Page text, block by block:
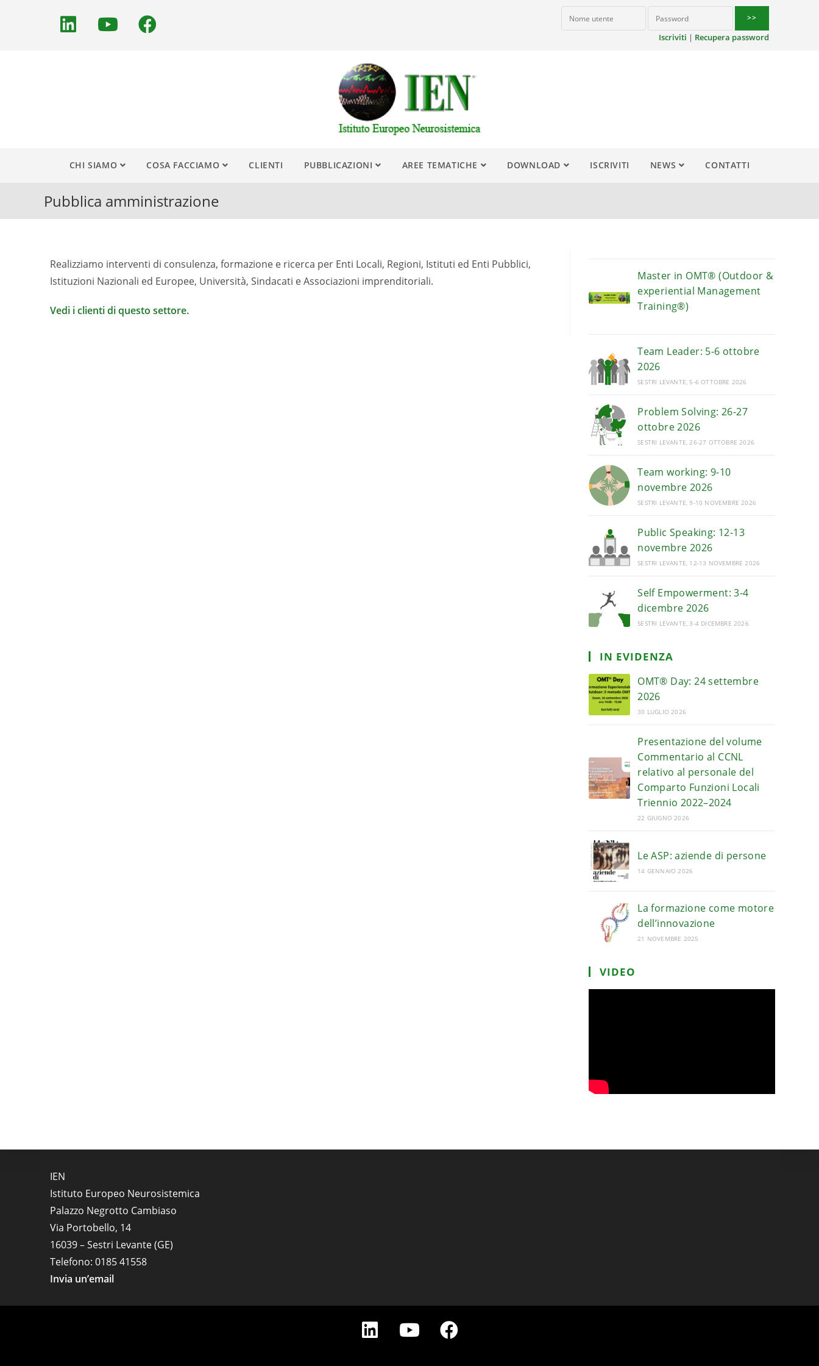
Iscriviti | Recupera password
CHI SIAMO COSA FACCIAMO CLIENTI PUBBLICAZIONI AREE TEMATICHE DOWNLOAD ISCRIVITI NEWS CONTATTI
Pubblica amministrazione
Realizziamo interventi di consulenza, formazione e ricerca per Enti Locali, Regioni, Istituti ed Enti Pubblici,
Istituzioni Nazionali ed Europee, Università, Sindacati e Associazioni imprenditoriali.
Vedi i clienti di questo settore.
Master in OMT® (Outdoor &
experiential Management
Training®)
Team Leader: 5-6 ottobre
2026
SESTRI LEVANTE, 5-6 OTTOBRE 2026
Problem Solving: 26-27
ottobre 2026
SESTRI LEVANTE, 26-27 OTTOBRE 2026
Team working: 9-10
novembre 2026
SESTRI LEVANTE, 9-10 NOVEMBRE 2026
Public Speaking: 12-13
novembre 2026
SESTRI LEVANTE, 12-13 NOVEMBRE 2026
Self Empowerment: 3-4
dicembre 2026
SESTRI LEVANTE, 3-4 DICEMBRE 2026
IN EVIDENZA
OMT® Day: 24 settembre
2026
30 LUGLIO 2026
Presentazione del volume
Commentario al CCNL
relativo al personale del
Comparto Funzioni Locali
Triennio 2022–2024
22 GIUGNO 2026
Le ASP: aziende di persone
14 GENNAIO 2026
La formazione come motore
dell’innovazione
21 NOVEMBRE 2025
VIDEO
IEN
Istituto Europeo Neurosistemica
Palazzo Negrotto Cambiaso
Via Portobello, 14
16039 – Sestri Levante (GE)
Telefono: 0185 41558
Invia un’email